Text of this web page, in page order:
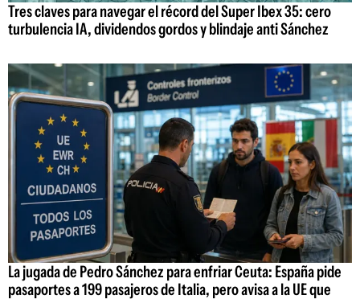
Tres claves para navegar el récord del Super Ibex 35: cero
turbulencia IA, dividendos gordos y blindaje anti Sánchez
La jugada de Pedro Sánchez para enfriar Ceuta: España pide
pasaportes a 199 pasajeros de Italia, pero avisa a la UE que